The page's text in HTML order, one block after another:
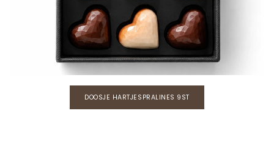
DOOSJE HARTJESPRALINES 9ST